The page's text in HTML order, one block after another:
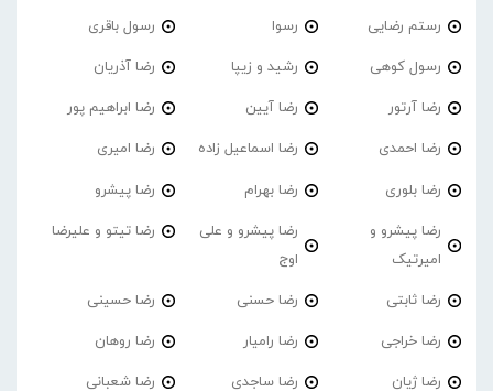
رستم رضایی رسوا رسول باقری
رسول کوهی رشید و زیپا رضا آذریان
رضا آرتور رضا آیین رضا ابراهیم پور
رضا احمدی رضا اسماعیل زاده رضا امیری
رضا بلوری رضا بهرام رضا پیشرو
رضا پیشرو و
امیرتیک
رضا پیشرو و علی
اوج
رضا تیتو و علیرضا
رضا ثابتی رضا حسنی رضا حسینی
رضا خراجی رضا رامیار رضا روهان
رضا ژیان رضا ساجدی رضا شعبانی